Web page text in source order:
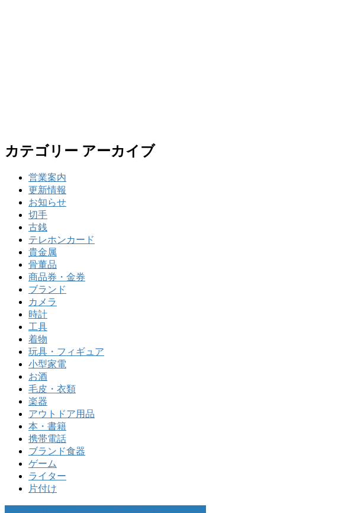
カテゴリー アーカイブ
営業案内
更新情報
お知らせ
切手
古銭
テレホンカード
貴金属
骨董品
商品券・金券
ブランド
カメラ
時計
工具
着物
玩具・フィギュア
小型家電
お酒
毛皮・衣類
楽器
アウトドア用品
本・書籍
携帯電話
ブランド食器
ゲーム
ライター
片付け